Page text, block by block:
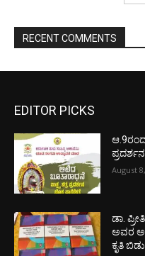
RECENT COMMENTS
EDITOR PICKS
August
ಡಾ.
ಅವರ
ಕೃತಿ